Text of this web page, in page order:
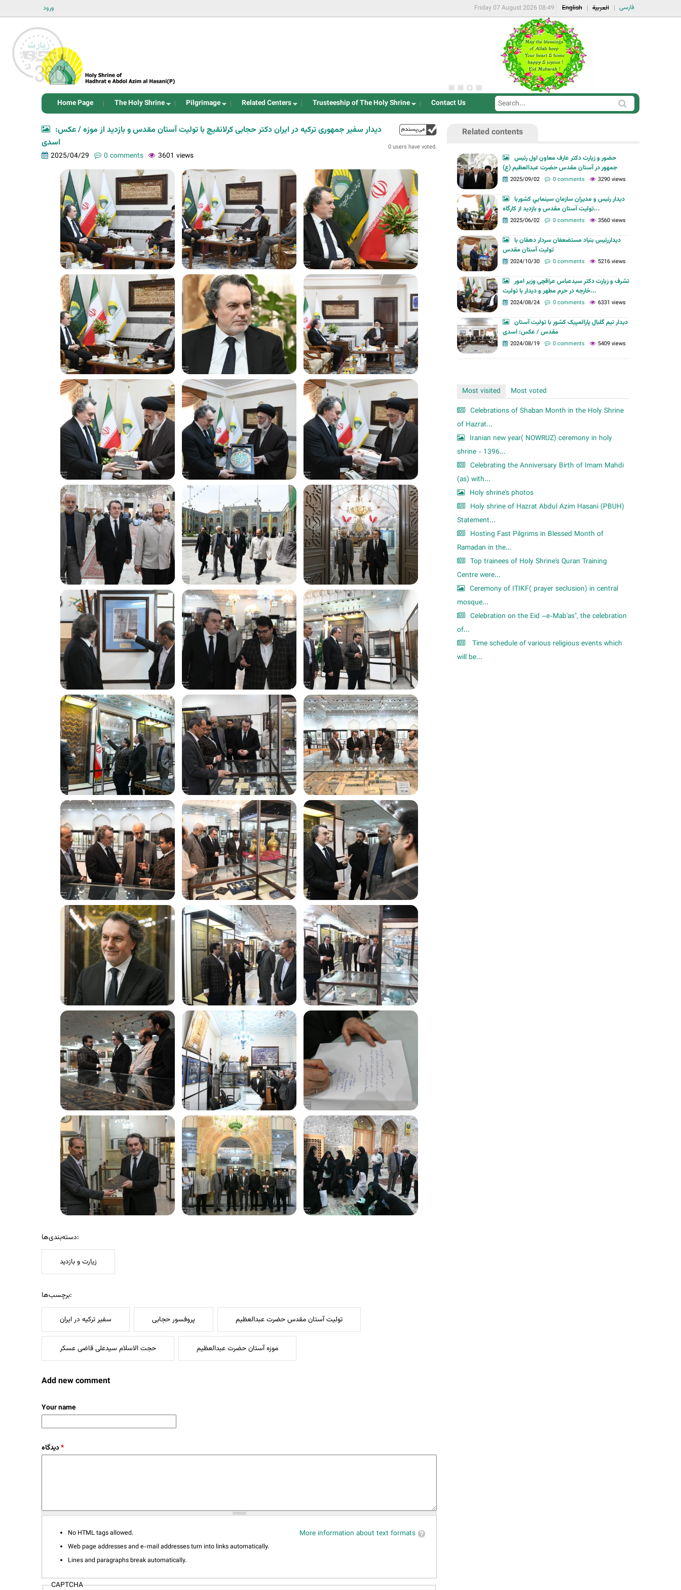
ورود فارسی العربية English
Friday 07 August 2026 08:49
Home Page The Holy Shrine Pilgrimage Related Centers Trusteeship of The Holy Shrine Contact Us
S
e
S
e
a
0 users have voted.
دیدار سفیر جمهوری ترکیه در ایران دکتر حجابی کرلانقیچ با تولیت آستان مقدس و بازدید از موزه / عکس:
اسدی
2025/04/29 0 comments 3601 views
دسته‌بندی‌ها:
زیارت و بازدید
برچسب‌ها:
سفیر ترکیه در ایران پروفسور حجابی تولیت آستان مقدس حضرت عبدالعظیم
حجت الاسلام سیدعلی قاضی عسکر موزه آستان حضرت عبدالعظیم
Add new comment
Your name
*
More information about text formats
No HTML tags allowed.
Web page addresses and e-mail addresses turn into links automatically.
Lines and paragraphs break automatically.
CAPTCHA
Related contents
حضور و زیارت دکتر عارف معاون اول رئیس
جمهور در آستان مقدس حضرت عبدالعظیم (ع)
2025/09/02 0 comments 3290 views
دیدار رئيس و مديران سازمان سينمايي کشوربا
تولیت آستان مقدس و بازدید از کارگاه...
2025/06/02 0 comments 3560 views
دیداررئیس بنیاد مستضعفان سردار دهقان با
تولیت آستان مقدس
2024/10/30 0 comments 5216 views
تشرف و زیارت دکتر سیدعباس عراقچی وزیر امور
خارجه در حرم مطهر و دیدار با تولیت...
2024/08/24 0 comments 6331 views
دیدار تیم گلبال پارالمپیک کشور با تولیت آستان
مقدس / عکس: اسدی
2024/08/19 0 comments 5409 views
Most visited
Most voted
Celebrations of Shaban Month in the Holy Shrine
of Hazrat...
Iranian new year( NOWRUZ) ceremony in holy
shrine - 1396...
Celebrating the Anniversary Birth of Imam Mahdi
(as) with...
Holy shrine's photos
Holy shrine of Hazrat Abdul Azim Hasani (PBUH)
Statement...
Hosting Fast Pilgrims in Blessed Month of
Ramadan in the...
Top trainees of Holy Shrine's Quran Training
Centre were...
Ceremony of ITIKF( prayer seclusion) in central
mosque...
Celebration on the Eid –e-Mab'as", the celebration
of...
Time schedule of various religious events which
will be...